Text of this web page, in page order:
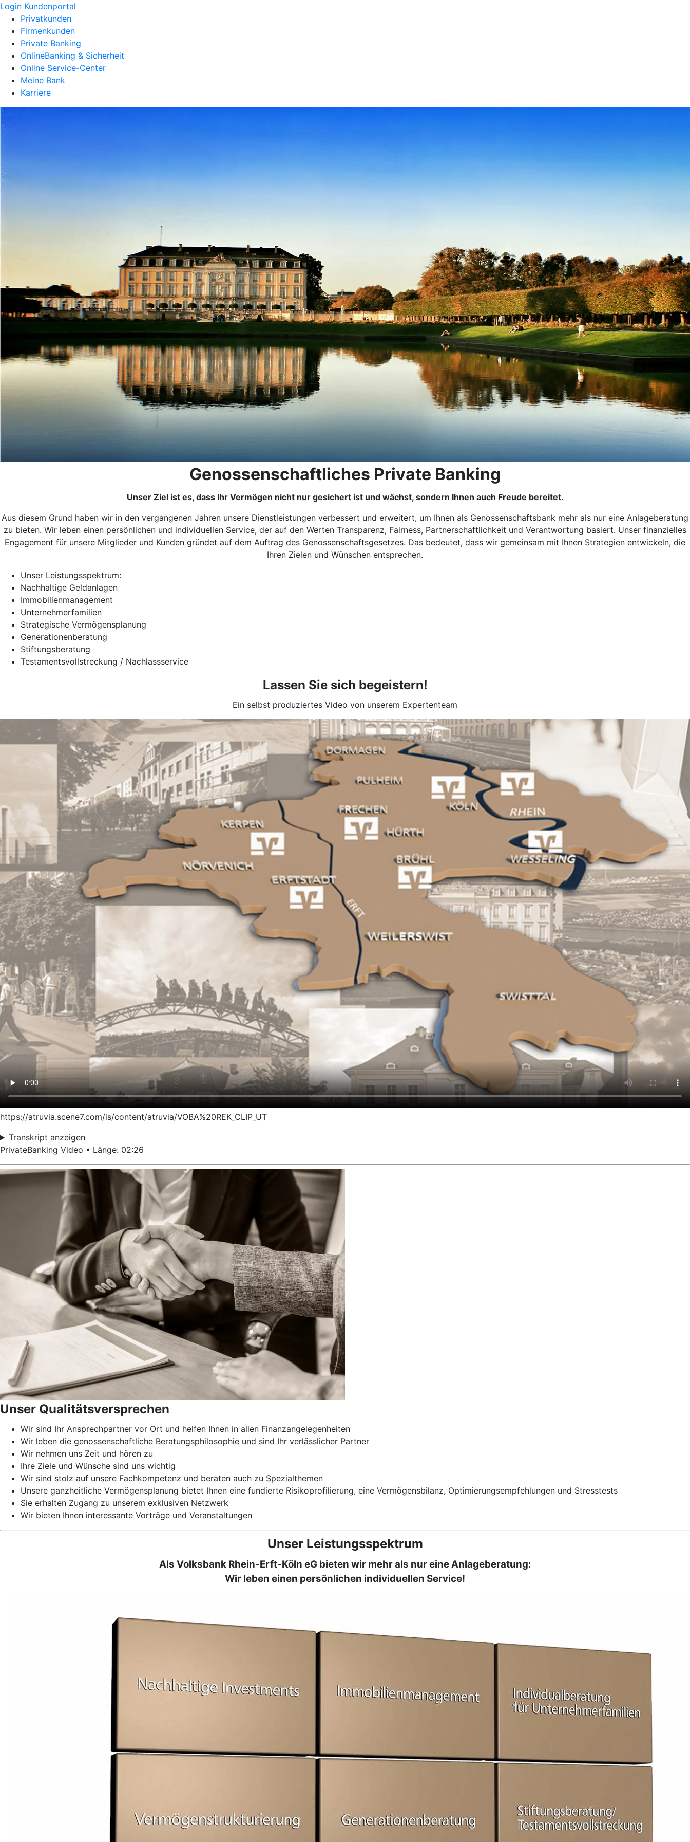
Login Kundenportal
Privatkunden
Firmenkunden
Private Banking
OnlineBanking & Sicherheit
Online Service-Center
Meine Bank
Karriere
Genossenschaftliches Private Banking
Unser Ziel ist es, dass Ihr Vermögen nicht nur gesichert ist und wächst, sondern Ihnen auch Freude bereitet.
Aus diesem Grund haben wir in den vergangenen Jahren unsere Dienstleistungen verbessert und erweitert, um Ihnen als Genossenschaftsbank mehr als nur eine Anlageberatung
zu bieten. Wir leben einen persönlichen und individuellen Service, der auf den Werten Transparenz, Fairness, Partnerschaftlichkeit und Verantwortung basiert. Unser finanzielles
Engagement für unsere Mitglieder und Kunden gründet auf dem Auftrag des Genossenschaftsgesetzes. Das bedeutet, dass wir gemeinsam mit Ihnen Strategien entwickeln, die
Ihren Zielen und Wünschen entsprechen.
Unser Leistungsspektrum:
Nachhaltige Geldanlagen
Immobilienmanagement
Unternehmerfamilien
Strategische Vermögensplanung
Generationenberatung
Stiftungsberatung
Testamentsvollstreckung / Nachlassservice
Lassen Sie sich begeistern!
Ein selbst produziertes Video von unserem Expertenteam
https://atruvia.scene7.com/is/content/atruvia/VOBA%20REK_CLIP_UT
Transkript anzeigen
PrivateBanking Video • Länge: 02:26
Unser Qualitätsversprechen
Wir sind Ihr Ansprechpartner vor Ort und helfen Ihnen in allen Finanzangelegenheiten
Wir leben die genossenschaftliche Beratungsphilosophie und sind Ihr verlässlicher Partner
Wir nehmen uns Zeit und hören zu
Ihre Ziele und Wünsche sind uns wichtig
Wir sind stolz auf unsere Fachkompetenz und beraten auch zu Spezialthemen
Unsere ganzheitliche Vermögensplanung bietet Ihnen eine fundierte Risikoprofilierung, eine Vermögensbilanz, Optimierungsempfehlungen und Stresstests
Sie erhalten Zugang zu unserem exklusiven Netzwerk
Wir bieten Ihnen interessante Vorträge und Veranstaltungen
Unser Leistungsspektrum
Als Volksbank Rhein-Erft-Köln eG bieten wir mehr als nur eine Anlageberatung:
Wir leben einen persönlichen individuellen Service!